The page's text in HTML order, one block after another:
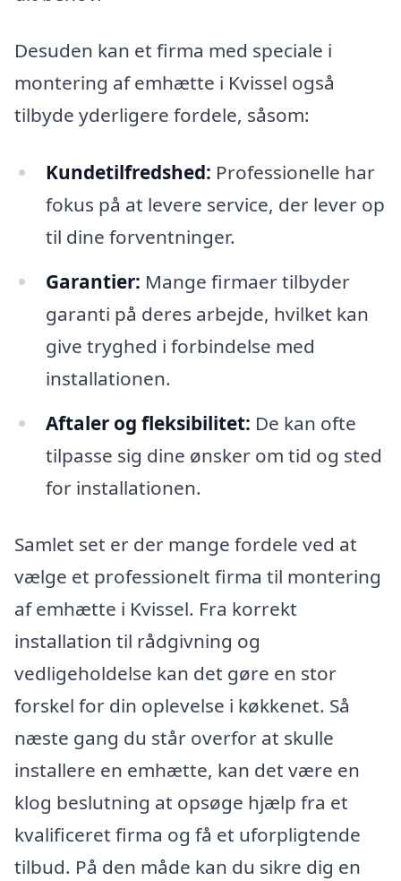
Desuden kan et firma med speciale i
montering af emhætte i Kvissel også
tilbyde yderligere fordele, såsom:
Kundetilfredshed: Professionelle har
fokus på at levere service, der lever op
til dine forventninger.
Garantier: Mange firmaer tilbyder
garanti på deres arbejde, hvilket kan
give tryghed i forbindelse med
installationen.
Aftaler og fleksibilitet: De kan ofte
tilpasse sig dine ønsker om tid og sted
for installationen.
Samlet set er der mange fordele ved at
vælge et professionelt firma til montering
af emhætte i Kvissel. Fra korrekt
installation til rådgivning og
vedligeholdelse kan det gøre en stor
forskel for din oplevelse i køkkenet. Så
næste gang du står overfor at skulle
installere en emhætte, kan det være en
klog beslutning at opsøge hjælp fra et
kvalificeret firma og få et uforpligtende
tilbud. På den måde kan du sikre dig en